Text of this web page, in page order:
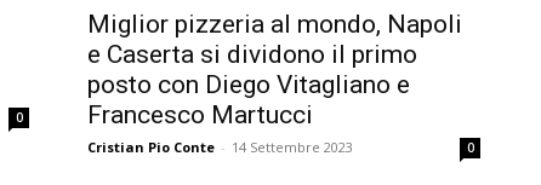
0
Miglior pizzeria al mondo, Napoli
e Caserta si dividono il primo
posto con Diego Vitagliano e
Francesco Martucci
Cristian Pio Conte - 14 Settembre 2023 0